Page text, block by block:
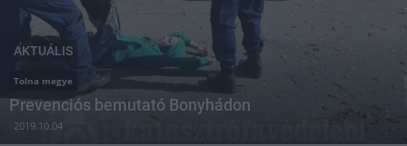
AKTUÁLIS
Tolna megye
Prevenciós bemutató Bonyhádon
2019.10.04